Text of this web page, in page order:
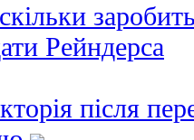
Рейндерса
після